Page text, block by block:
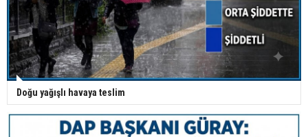
Doğu yağışlı havaya teslim